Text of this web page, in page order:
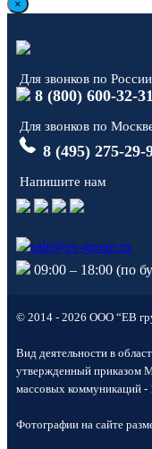
×
Для звонков по России
8 (800) 600-32-31
Для звонков по
8 (495) 275-29-
Напишите нам
sale@ev-group.ru
09:00 – 18:00 (по
© 2014 - 2026 ООО “ЕВ
Вид деятельности в
утвержденный приказом
массовых коммуникаций -
Фотографии на сайте